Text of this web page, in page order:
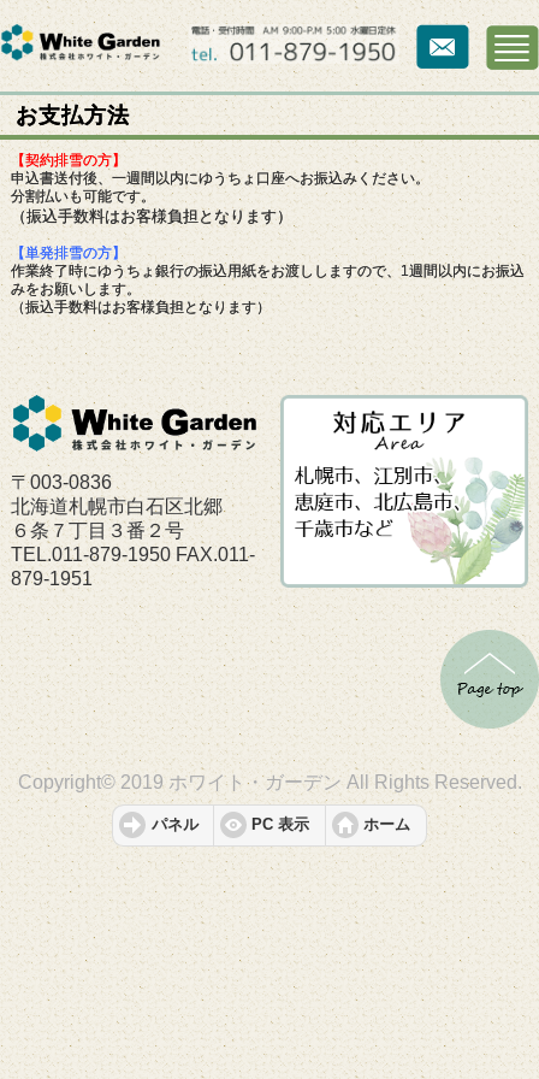
お支払方法
【契約排雪の方】
申込書送付後、一週間以内にゆうちょ口座へお振込みください。
分割払いも可能です。
（振込手数料はお客様負担となります）
【単発排雪の方】
作業終了時にゆうちょ銀行の振込用紙をお渡ししますので、1週間以内にお振込
みをお願いします。
（振込手数料はお客様負担となります）
〒003-0836
北海道札幌市白石区北郷
６条７丁目３番２号
TEL.011-879-1950 FAX.011-
879-1951
Copyright© 2019 ホワイト・ガーデン All Rights Reserved.
パネル PC 表示 ホーム